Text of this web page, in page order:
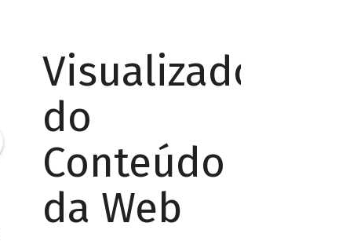
Visualizador
do
Conteúdo
da Web